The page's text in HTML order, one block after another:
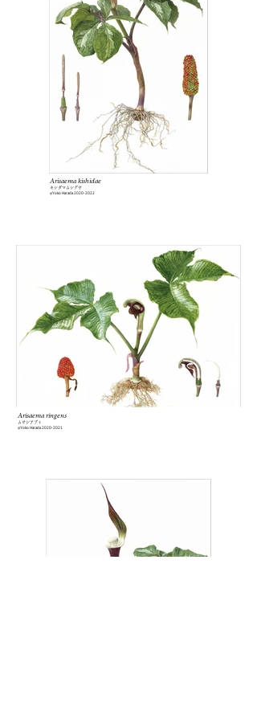
Arisaema kishidae
キシダマムシグサ
©️Yoko Harada2020-2022
Arisaema ringens
ムサシアブミ
©️Yoko Harada2020-2021